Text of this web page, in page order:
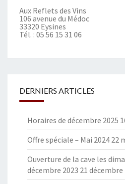
Aux Reflets des Vins
106 avenue du Médoc
33320 Eysines
Tél. : 05 56 15 31 06
DERNIERS ARTICLES
Horaires de décembre 2025
Offre spéciale – Mai 2024 22
Ouverture de la cave les
décembre 2023 21 décembre